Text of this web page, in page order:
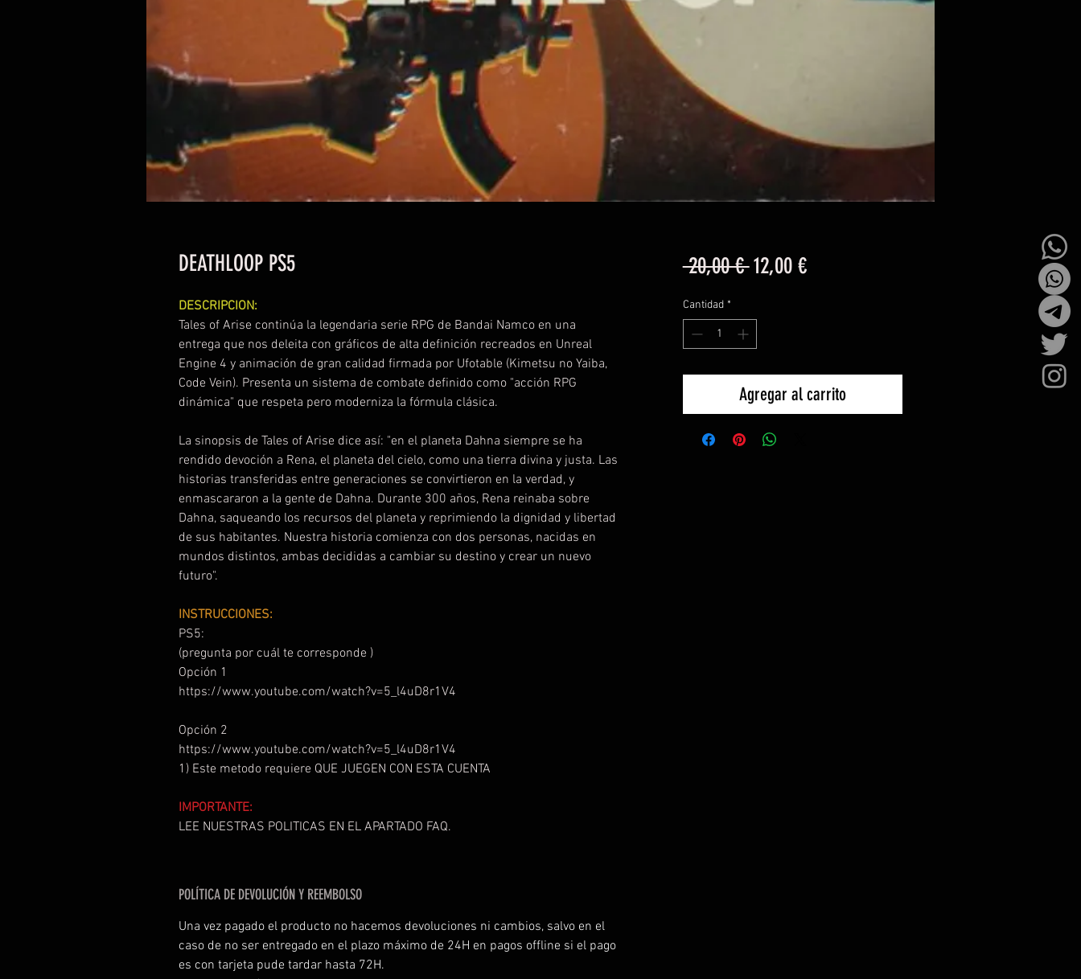
DEATHLOOP PS5
DESCRIPCION:
Tales of Arise continúa la legendaria serie RPG de Bandai Namco en una
entrega que nos deleita con gráficos de alta definición recreados en Unreal
Engine 4 y animación de gran calidad firmada por Ufotable (Kimetsu no Yaiba,
Code Vein). Presenta un sistema de combate definido como "acción RPG
dinámica" que respeta pero moderniza la fórmula clásica.
La sinopsis de Tales of Arise dice así: "en el planeta Dahna siempre se ha
rendido devoción a Rena, el planeta del cielo, como una tierra divina y justa. Las
historias transferidas entre generaciones se convirtieron en la verdad, y
enmascararon a la gente de Dahna. Durante 300 años, Rena reinaba sobre
Dahna, saqueando los recursos del planeta y reprimiendo la dignidad y libertad
de sus habitantes. Nuestra historia comienza con dos personas, nacidas en
mundos distintos, ambas decididas a cambiar su destino y crear un nuevo
futuro".
INSTRUCCIONES:
PS5:
(pregunta por cuál te corresponde )
Opción 1
https://www.youtube.com/watch?v=5_l4uD8r1V4
Opción 2
https://www.youtube.com/watch?v=5_l4uD8r1V4
1) Este metodo requiere QUE JUEGEN CON ESTA CUENTA
IMPORTANTE:
LEE NUESTRAS POLITICAS EN EL APARTADO FAQ.
POLÍTICA DE DEVOLUCIÓN Y REEMBOLSO
Una vez pagado el producto no hacemos devoluciones ni cambios, salvo en el
caso de no ser entregado en el plazo máximo de 24H en pagos offline si el pago
es con tarjeta pude tardar hasta 72H.
20,00 € Precio
12,00 €Precio
Cantidad *
Agregar al carrito